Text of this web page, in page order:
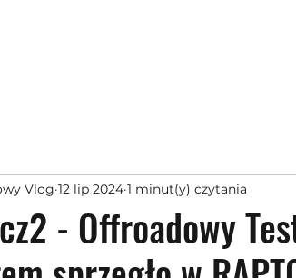
- Offroadowy
Vlog 12 lip 2024 1 minut(y) czytania